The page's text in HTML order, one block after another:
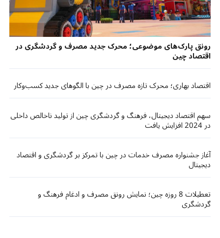
رونق پارک‌های موضوعی؛ محرک جدید مصرف و گردشگری در
اقتصاد چین
اقتصاد بهاری؛ محرک تازه مصرف در چین با الگوهای جدید کسب‌وکار
سهم اقتصاد دیجیتال، فرهنگ و گردشگری چین از تولید ناخالص داخلی
در 2024 افزایش یافت
آغاز جشنواره مصرف خدمات در چین با تمرکز بر گردشگری و اقتصاد
دیجیتال
تعطیلات 8 روزه چین؛ نمایش رونق مصرف و ادغام فرهنگ و
گردشگری